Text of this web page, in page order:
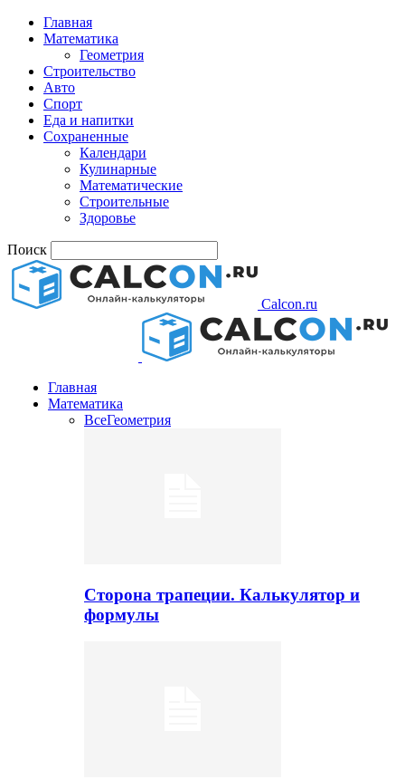
Главная
Математика
Геометрия
Строительство
Авто
Спорт
Еда и напитки
Сохраненные
Календари
Кулинарные
Математические
Строительные
Здоровье
Поиск
Calcon.ru
Главная
Математика
ВсеГеометрия
Сторона трапеции. Калькулятор и
формулы